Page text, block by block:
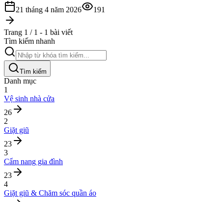
21 tháng 4 năm 2026 191
Trang 1 / 1 - 1 bài viết
Tìm kiếm nhanh
Tìm kiếm
Danh mục
1
Vệ sinh nhà cửa
26
2
Giặt giũ
23
3
Cẩm nang gia đình
23
4
Giặt giũ & Chăm sóc quần áo